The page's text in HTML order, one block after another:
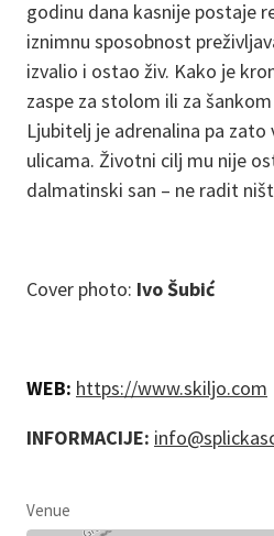
godinu dana kasnije postaje
iznimnu sposobnost
izvalio i ostao živ. Kako je
zaspe za stolom ili za
Ljubitelj je adrenalina pa
ulicama. Životni cilj mu nije
dalmatinski san – ne radit
Cover photo: Ivo Šubić
WEB: https://www.skiljo.com
INFORMACIJE:
Venue